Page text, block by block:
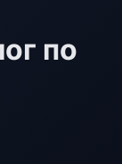
по